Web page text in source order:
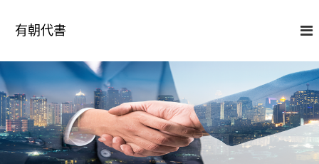
o
c
o
n
t
e
有朝代書